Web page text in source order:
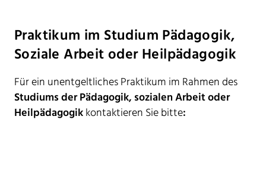
Praktikum im Studium Pädagogik,
Soziale Arbeit oder Heilpädagogik
Für ein unentgeltliches Praktikum im Rahmen des
Studiums der Pädagogik, sozialen Arbeit oder
Heilpädagogikkontaktieren Sie bitte: